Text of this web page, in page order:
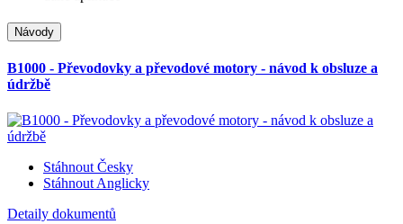
Návody
B1000 - Převodovky a převodové motory - návod k obsluze a
údržbě
Stáhnout Česky
Stáhnout Anglicky
Detaily dokumentů